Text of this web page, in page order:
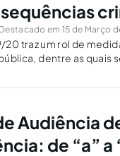
Destacado em 15 de Março
20 traz um rol de
dentre as quais
Audiência
de “a” a